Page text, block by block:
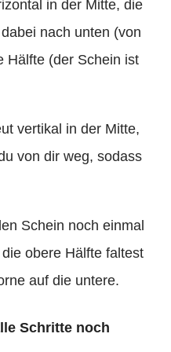
in der Mitte, die
nach unten (von
Hälfte (der Schein ist
vertikal in der Mitte,
von dir weg, sodass
Schein noch einmal
obere Hälfte faltest
auf die untere.
Schritte noch